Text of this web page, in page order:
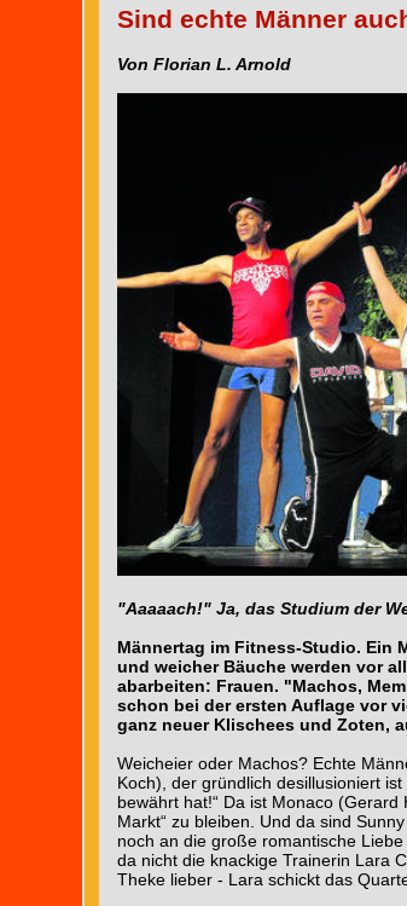
Sind echte Männer
Von Florian L. Arnold
"Aaaaach!" Ja, das Studium der
Männertag im Fitness-Studio. Ein
und weicher Bäuche werden vor
abarbeiten: Frauen. "Machos,
schon bei der ersten Auflage vor
ganz neuer Klischees und Zoten,
Weicheier oder Machos? Echte
Koch), der gründlich desillusioniert
bewährt hat!“ Da ist Monaco
Markt“ zu bleiben. Und da sind
noch an die große romantische
da nicht die knackige Trainerin Lara
Theke lieber - Lara schickt das